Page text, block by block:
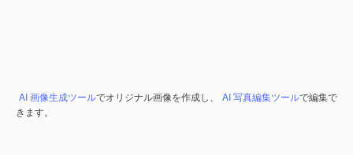
AI 画像生成ツールでオリジナル画像を作成し、 AI 写真編集ツールで編集で
きます。